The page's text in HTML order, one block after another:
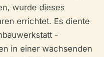
wurde dieses
errichtet. Es diente
-
in einer wachsenden